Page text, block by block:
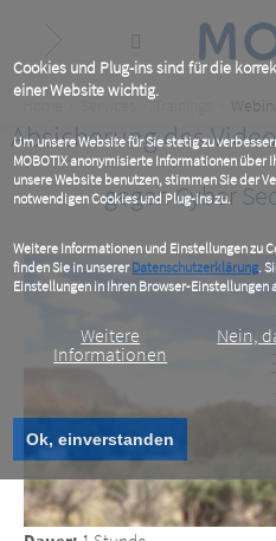
Cookies und Plug-ins sind für die
einer Website wichtig.
Um unsere Website für Sie stetig zu
MOBOTIX anonymisierte Informationen über
unsere Website benutzen, stimmen Sie der
notwendigen Cookies und Plug-ins zu.
Weitere Informationen und Einstellungen zu
finden Sie in unsererDatenschutzerklärung.
Einstellungen in Ihren Browser-Einstellungen
Weitere
Informationen
Nein,
Ok, einverstanden
content
Trainings
Absicherung des
gegen Cyber